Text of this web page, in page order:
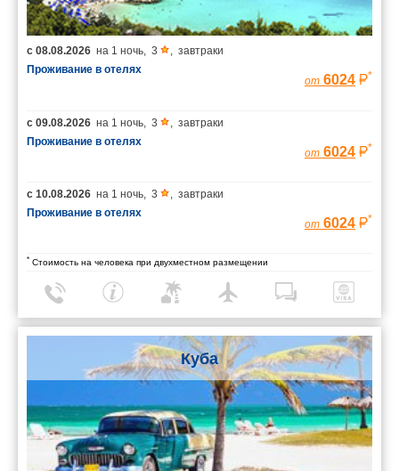
с 08.08.2026 на 1 ночь 3
завтраки
Проживание в отелях
от 6024 *
с 09.08.2026 на 1 ночь 3
завтраки
Проживание в отелях
от 6024 *
с 10.08.2026 на 1 ночь 3
завтраки
Проживание в отелях
от 6024 *
* Стоимость на человека при двухместном размещении
Куба